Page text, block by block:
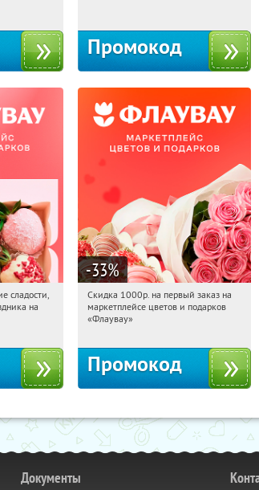
Промокод
Получили:
сладости,
на
-33%
17:18:49 Получили:
Россия
Скидка 1000р. на первый заказ на
маркетплейсе цветов и подарков
«Флаувау»
Промокод
Документы